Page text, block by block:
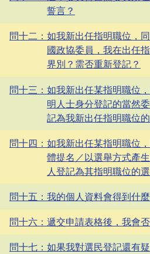
誓言？
問十二：如我新出任指明職位，
國政協委員，我在出任
界別？需否重新登記？
問十三：如我新出任某指明職位
明人士身分登記的當然
記為我新出任指明職位
問十四：如我新出任某指明職位
體提名／以選舉方式產
人登記為其指明職位的
問十五：我的個人資料會得到什
問十六：遞交申請表格後，我會
問十七：如果我對選民登記還有